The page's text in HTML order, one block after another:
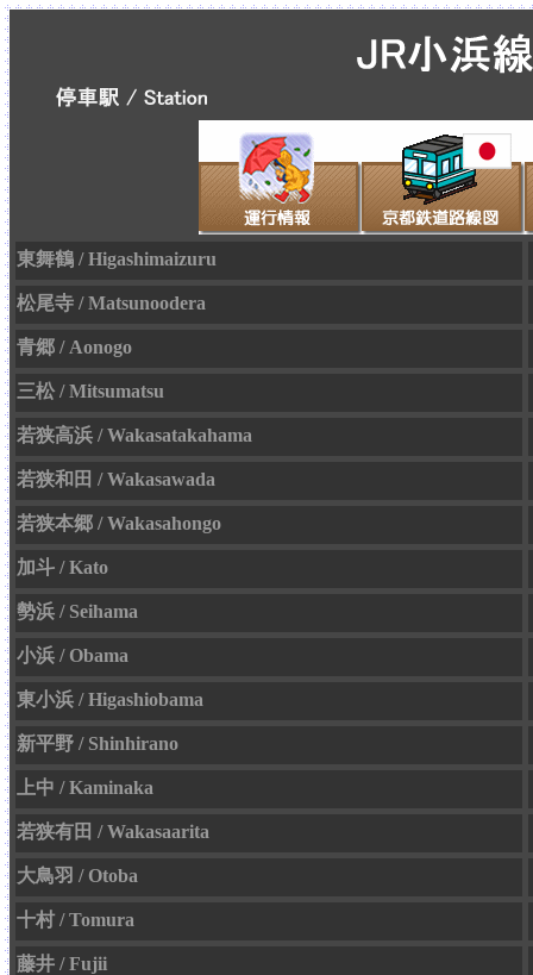
東舞鶴 / Higashimaizuru
松尾寺 / Matsunoodera
青郷 / Aonogo
三松 / Mitsumatsu
若狭高浜 / Wakasatakahama
若狭和田 / Wakasawada
若狭本郷 / Wakasahongo
加斗 / Kato
勢浜 / Seihama
小浜 / Obama
東小浜 / Higashiobama
新平野 / Shinhirano
上中 / Kaminaka
若狭有田 / Wakasaarita
大鳥羽 / Otoba
十村 / Tomura
藤井 / Fujii